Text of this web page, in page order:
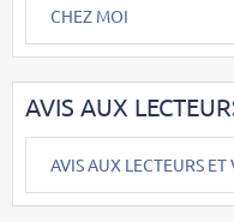
CHEZ MOI
AVIS AUX
AVIS AUX LECTEURS ET